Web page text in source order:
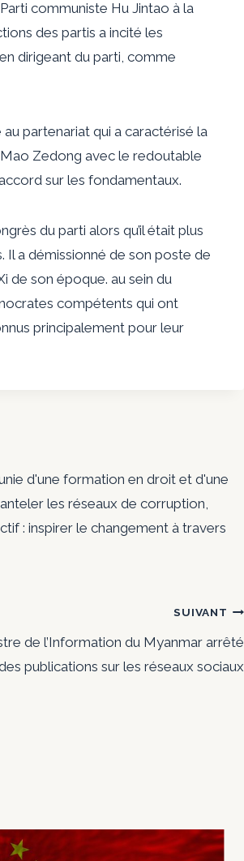
communiste Hu Jintao à la
des partis a incité les
dirigeant du parti, comme
partenariat qui a caractérisé la
Zedong avec le redoutable
sur les fondamentaux.
du parti alors qu’il était plus
Il a démissionné de son poste de
de son époque. au sein du
compétents qui ont
principalement pour leur
d'une formation en droit et d'une
les réseaux de corruption,
: inspirer le changement à travers
SUIVANT
de l’Information du Myanmar arrêté
publications sur les réseaux sociaux